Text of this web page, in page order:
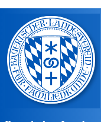
Direkt zum Inhalt